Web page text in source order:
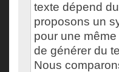
texte dépend
proposons un
pour une
de générer du
Nous